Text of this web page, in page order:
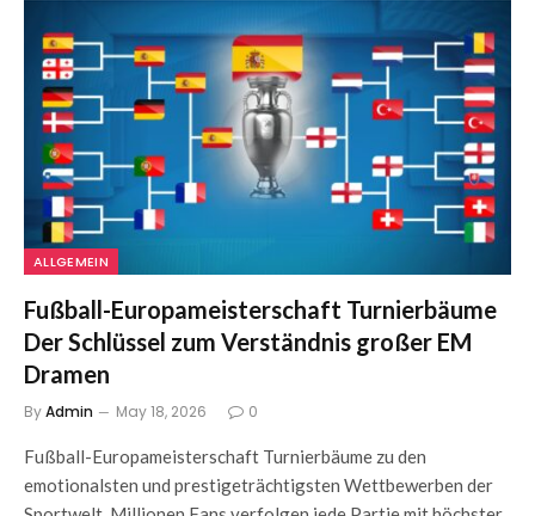
ALLGEMEIN
Fußball-Europameisterschaft Turnierbäume
Der Schlüssel zum Verständnis großer EM
Dramen
ByAdmin May 18, 2026 0
Fußball-Europameisterschaft Turnierbäume zu den
emotionalsten und prestigeträchtigsten Wettbewerben der